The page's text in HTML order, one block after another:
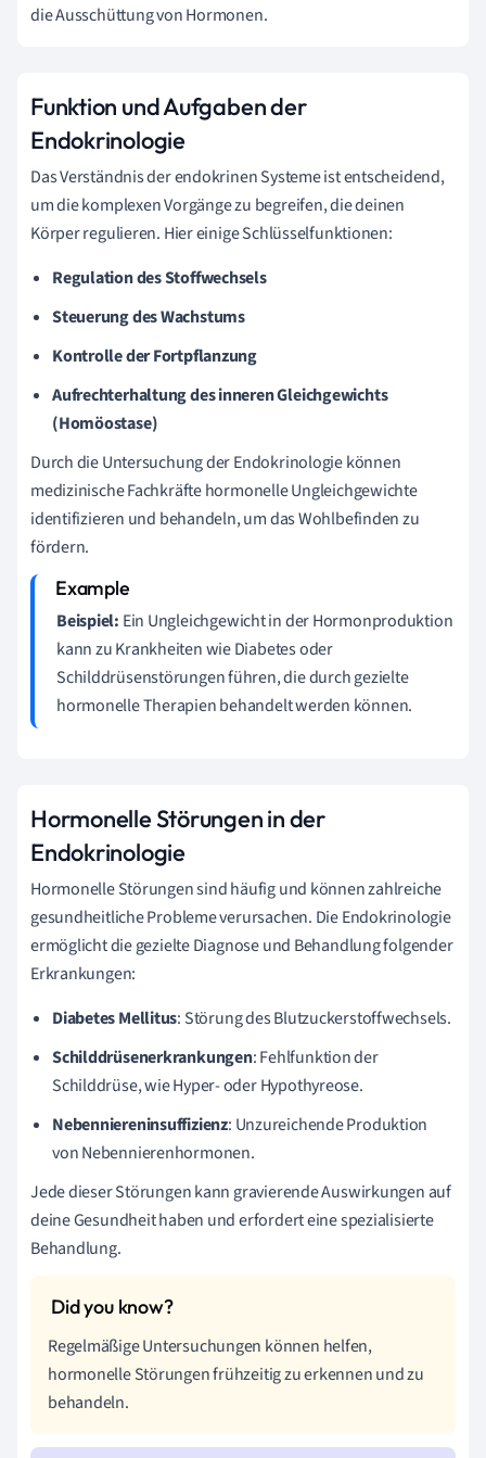
die Ausschüttung von Hormonen.
Funktion und Aufgaben der
Endokrinologie
Das Verständnis der endokrinen Systeme ist entscheidend,
um die komplexen Vorgänge zu begreifen, die deinen
Körper regulieren. Hier einige Schlüsselfunktionen:
Regulation des Stoffwechsels
Steuerung des Wachstums
Kontrolle der Fortpflanzung
Aufrechterhaltung des inneren Gleichgewichts
(Homöostase)
Durch die Untersuchung der Endokrinologie können
medizinische Fachkräfte hormonelle Ungleichgewichte
identifizieren und behandeln, um das Wohlbefinden zu
fördern.
Beispiel: Ein Ungleichgewicht in der Hormonproduktion
kann zu Krankheiten wie Diabetes oder
Schilddrüsenstörungen führen, die durch gezielte
hormonelle Therapien behandelt werden können.
Hormonelle Störungen in der
Endokrinologie
Hormonelle Störungen sind häufig und können zahlreiche
gesundheitliche Probleme verursachen. Die Endokrinologie
ermöglicht die gezielte Diagnose und Behandlung folgender
Erkrankungen:
Diabetes Mellitus: Störung des Blutzuckerstoffwechsels.
Schilddrüsenerkrankungen: Fehlfunktion der
Schilddrüse, wie Hyper- oder Hypothyreose.
Nebenniereninsuffizienz: Unzureichende Produktion
von Nebennierenhormonen.
Jede dieser Störungen kann gravierende Auswirkungen auf
deine Gesundheit haben und erfordert eine spezialisierte
Behandlung.
Regelmäßige Untersuchungen können helfen,
hormonelle Störungen frühzeitig zu erkennen und zu
behandeln.